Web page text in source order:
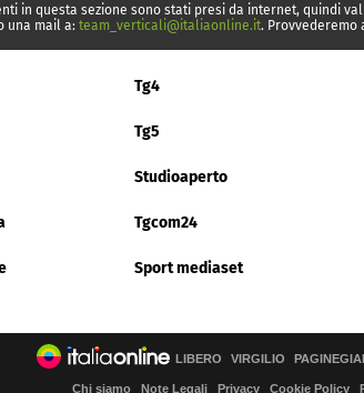
in questa sezione sono stati presi da internet, quindi
una mail a: team_verticali@italiaonline.it. Provvederemo
Tg4
Tg5
Studioaperto
Tgcom24
Sport mediaset
LIBERO VIRGILIO
Chi siamo Note Legali Privacy Cookie Policy